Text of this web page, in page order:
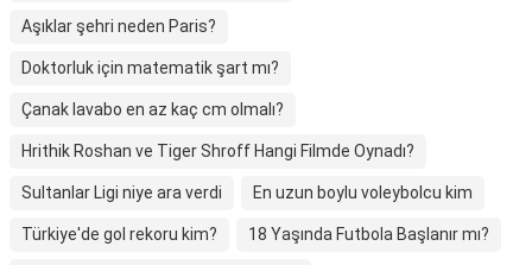
Aşıklar şehri neden Paris?
Doktorluk için matematik şart mı?
Çanak lavabo en az kaç cm olmalı?
Hrithik Roshan ve Tiger Shroff Hangi Filmde Oynadı?
Sultanlar Ligi niye ara verdi En uzun boylu voleybolcu kim
Türkiye'de gol rekoru kim? 18 Yaşında Futbola Başlanır mı?